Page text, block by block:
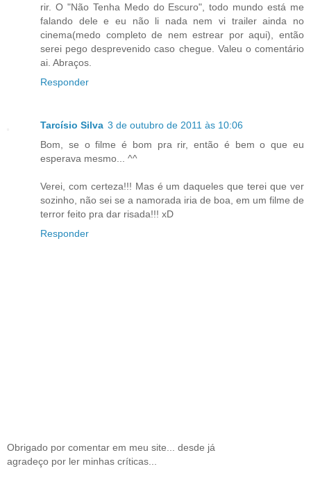
rir. O "Não Tenha Medo do Escuro", todo mundo está me
falando dele e eu não li nada nem vi trailer ainda no
cinema(medo completo de nem estrear por aqui), então
serei pego desprevenido caso chegue. Valeu o comentário
ai. Abraços.
Responder
Tarcísio Silva 3 de outubro de 2011 às 10:06
Bom, se o filme é bom pra rir, então é bem o que eu
esperava mesmo... ^^
Verei, com certeza!!! Mas é um daqueles que terei que ver
sozinho, não sei se a namorada iria de boa, em um filme de
terror feito pra dar risada!!! xD
Responder
Obrigado por comentar em meu site... desde já
agradeço por ler minhas críticas...